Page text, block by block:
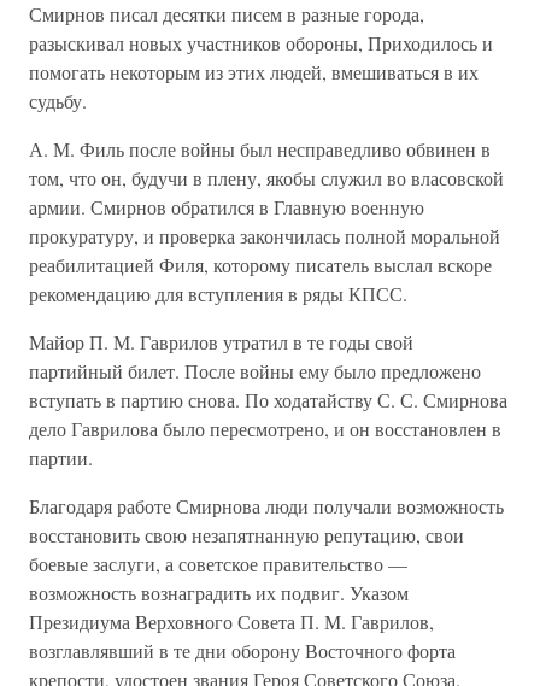
Смирнов писал десятки писем в разные города,
разыскивал новых участников обороны, Приходилось и
помогать некоторым из этих людей, вмешиваться в их
судьбу.
А. М. Филь после войны был несправедливо обвинен в
том, что он, будучи в плену, якобы служил во власовской
армии. Смирнов обратился в Главную военную
прокуратуру, и проверка закончилась полной моральной
реабилитацией Филя, которому писатель выслал вскоре
рекомендацию для вступления в ряды КПСС.
Майор П. М. Гаврилов утратил в те годы свой
партийный билет. После войны ему было предложено
вступать в партию снова. По ходатайству С. С. Смирнова
дело Гаврилова было пересмотрено, и он восстановлен в
партии.
Благодаря работе Смирнова люди получали возможность
восстановить свою незапятнанную репутацию, свои
боевые заслуги, а советское правительство —
возможность вознаградить их подвиг. Указом
Президиума Верховного Совета П. М. Гаврилов,
возглавлявший в те дни оборону Восточного форта
крепости, удостоен звания Героя Советского Союза.